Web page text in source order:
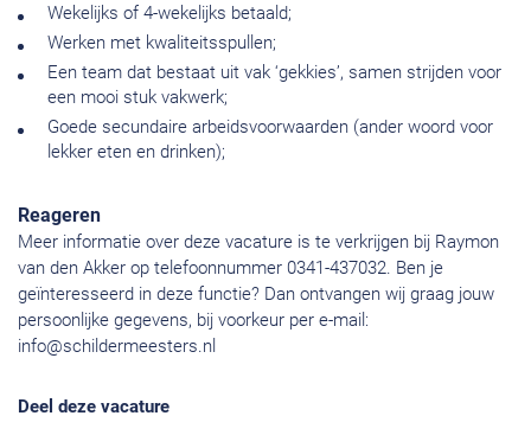
Wekelijks of 4-wekelijks betaald;
Werken met kwaliteitsspullen;
Een team dat bestaat uit vak ‘gekkies’, samen strijden voor
een mooi stuk vakwerk;
Goede secundaire arbeidsvoorwaarden (ander woord voor
lekker eten en drinken);
Reageren
Meer informatie over deze vacature is te verkrijgen bij Raymon
van den Akker op telefoonnummer 0341-437032. Ben je
geïnteresseerd in deze functie? Dan ontvangen wij graag jouw
persoonlijke gegevens, bij voorkeur per e-mail:
info@schildermeesters.nl
Deel deze vacature